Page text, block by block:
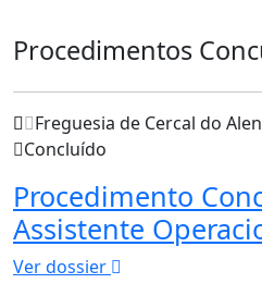
Procedimentos
Freguesia de Cercal do
Concluído
Procedimento
Assistente
Ver dossier